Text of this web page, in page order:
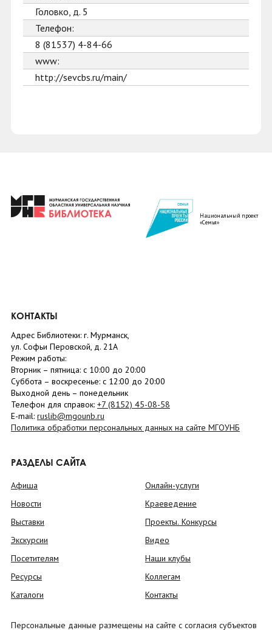
Головко, д. 5
Телефон:
8 (81537) 4-84-66
www:
http://sevcbs.ru/main/
Национальный проект
«Семья»
КОНТАКТЫ
Адрес Библиотеки: г. Мурманск,
ул. Софьи Перовской, д. 21А
Режим работы:
Вторник – пятница: с 10:00 до 20:00
Суббота – воскресенье: c 12:00 до 20:00
Выходной день – понедельник
Телефон для справок: +7 (8152) 45-08-58
E-mail: ruslib@mgounb.ru
Политика обработки персональных данных на сайте МГОУНБ
РАЗДЕЛЫ САЙТА
Афиша
Новости
Выставки
Экскурсии
Посетителям
Ресурсы
Каталоги
Онлайн-услуги
Краеведение
Проекты. Конкурсы
Видео
Наши клубы
Коллегам
Контакты
Персональные данные размещены на сайте с согласия субъектов